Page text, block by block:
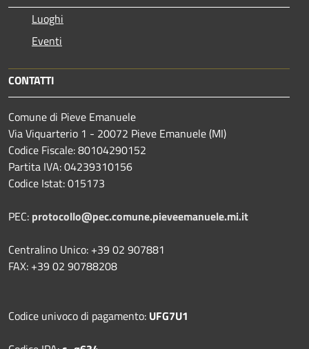
Luoghi
Eventi
CONTATTI
Comune di Pieve Emanuele
Via Viquarterio 1 - 20072 Pieve Emanuele (MI)
Codice Fiscale: 80104290152
Partita IVA: 04239310156
Codice Istat: 015173
PEC: protocollo@pec.comune.pieveemanuele.mi.it
Centralino Unico: +39 02 907881
FAX: +39 02 90788208
Codice univoco di pagamento: UFG7U1